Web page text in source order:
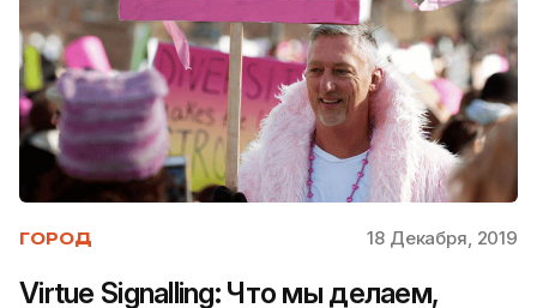
ГОРОД 18 Декабря, 2019
Virtue Signalling: Что мы делаем,